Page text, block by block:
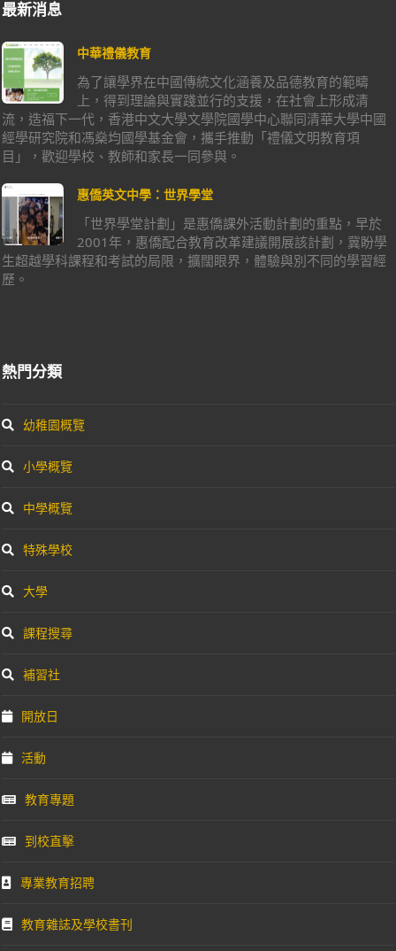
最新消息
中華禮儀教育
為了讓學界在中國傳統文化涵養及品德教育的範疇
上，得到理論與實踐並行的支援，在社會上形成清
流，造福下一代，香港中文大學文學院國學中心聯同清華大學中國
經學研究院和馮燊均國學基金會，攜手推動「禮儀文明教育項
目」，歡迎學校、教師和家長一同參與。
惠僑英文中學：世界學堂
「世界學堂計劃」是惠僑課外活動計劃的重點，早於
2001年，惠僑配合教育改革建議開展該計劃，冀盼學
生超越學科課程和考試的局限，擴闊眼界，體驗與別不同的學習經
歷。
熱門分類
幼稚園概覽
小學概覽
中學概覽
特殊學校
大學
課程搜尋
補習社
開放日
活動
教育專題
到校直擊
專業教育招聘
教育雜誌及學校書刊